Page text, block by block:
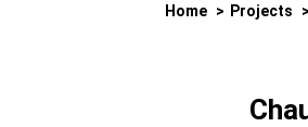
Home Projects